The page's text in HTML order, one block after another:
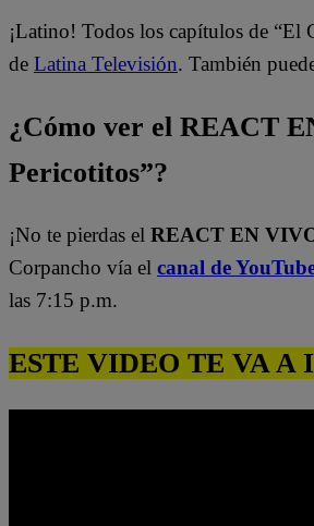
¡Latino! Todos los capítulos de “El
de Latina Televisión. También
¿Cómo ver el REACT
Pericotitos”?
¡No te pierdas el REACT EN
Corpancho vía el canal de
las 7:15 p.m.
ESTE VIDEO TE VA A